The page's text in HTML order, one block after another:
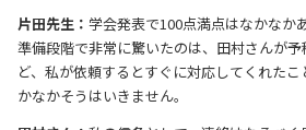
片田先生：学会発表で100点満点はなかなか
準備段階で非常に驚いたのは、田村さんが
ど、私が依頼するとすぐに対応してくれた
かなかそうはいきません。